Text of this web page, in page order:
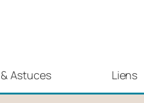
Astuces Liens